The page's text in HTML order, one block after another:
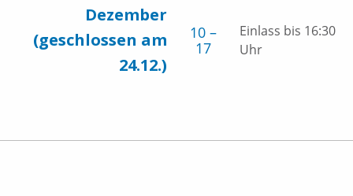
Dezember
(geschlossen am
24.12.)
10 –
17
Einlass bis 16:30
Uhr